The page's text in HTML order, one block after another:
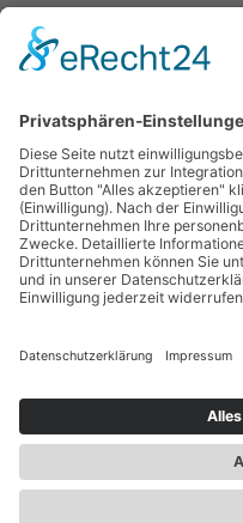
AUKTIONSHAUS
Telefon:0201 – 50
Mail:info@agb-rr.de

Rhein-Ruhr AG